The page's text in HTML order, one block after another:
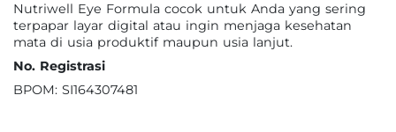
Nutriwell Eye Formula cocok untuk Anda yang sering
terpapar layar digital atau ingin menjaga kesehatan
mata di usia produktif maupun usia lanjut.
No. Registrasi
BPOM: SI164307481